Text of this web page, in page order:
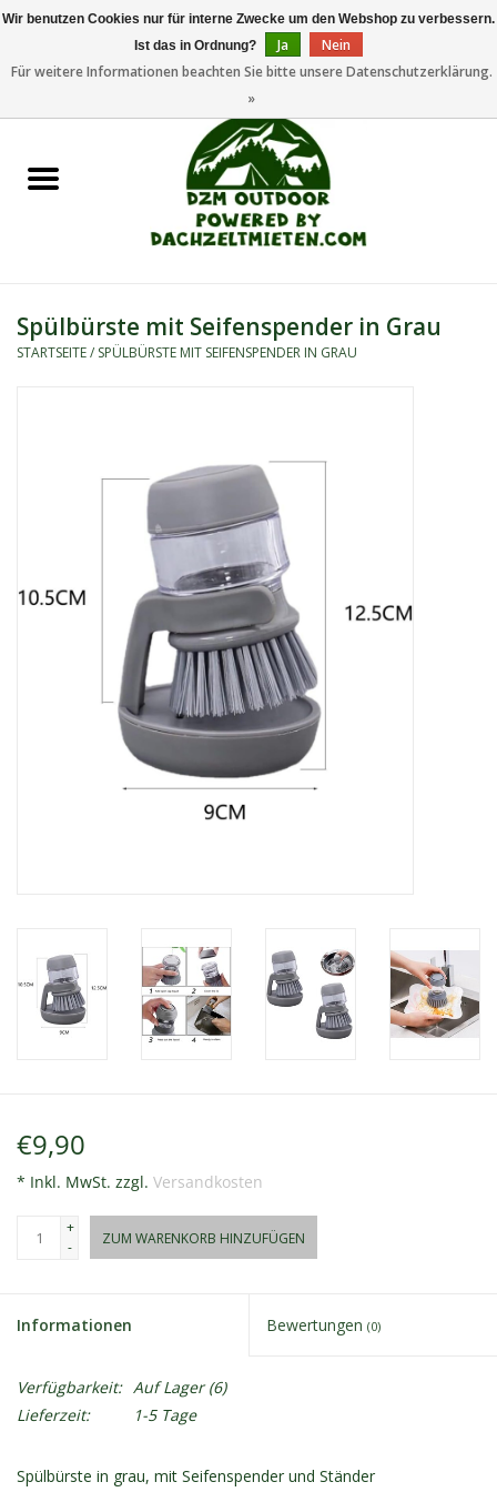
Dachzeltanhänger
Camping/Outdoor
Dachzelt Mieten
Spülbürste mit Seifenspender in Grau
STARTSEITE/ SPÜLBÜRSTE MIT SEIFENSPENDER IN GRAU
€9,90
* Inkl. MwSt. zzgl. Versandkosten
+
-
ZUM WARENKORB HINZUFÜGEN
Informationen Bewertungen (0)
Verfügbarkeit: Auf Lager(6)
Lieferzeit:
1-5 Tage
Spülbürste in grau, mit Seifenspender und Ständer
Wir benutzen Cookies nur für interne Zwecke um den Webshop zu verbessern.
Ist das in Ordnung?
Ja
Nein
Für weitere Informationen beachten Sie bitte unsere Datenschutzerklärung.
»